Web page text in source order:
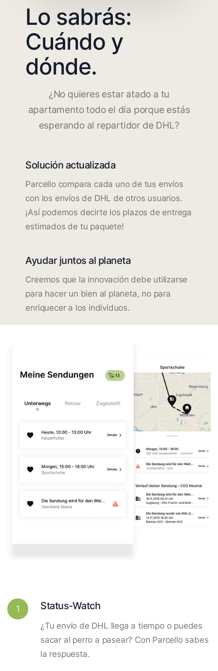
Lo sabrás:
Cuándo y
dónde.
¿No quieres estar atado a tu
apartamento todo el día porque estás
esperando al repartidor de DHL?
Solución actualizada
Parcello compara cada uno de tus envíos
con los envíos de DHL de otros usuarios.
¡Así podemos decirte los plazos de entrega
estimados de tu paquete!
Ayudar juntos al planeta
Creemos que la innovación debe utilizarse
para hacer un bien al planeta, no para
enriquecer a los individuos.
1 Status-Watch
¿Tu envío de DHL llega a tiempo o puedes
sacar al perro a pasear? Con Parcello sabes
la respuesta.